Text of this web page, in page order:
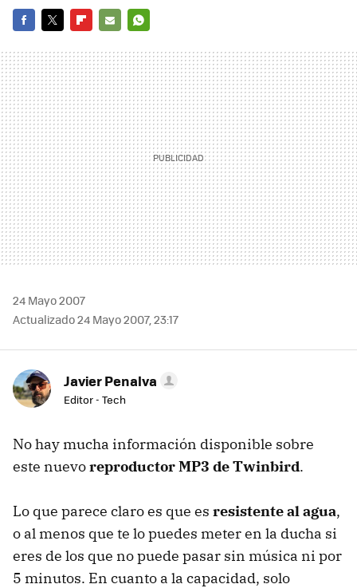
MAIL
24 Mayo 2007
Actualizado 24 Mayo 2007, 23:17
Javier Penalva
Editor - Tech
No hay mucha información disponible sobre
este nuevoreproductor MP3 de Twinbird.
Lo que parece claro es que es resistente al agua,
o al menos que te lo puedes meter en la ducha si
eres de los que no puede pasar sin música ni por
5 minutos. En cuanto a la capacidad, solo